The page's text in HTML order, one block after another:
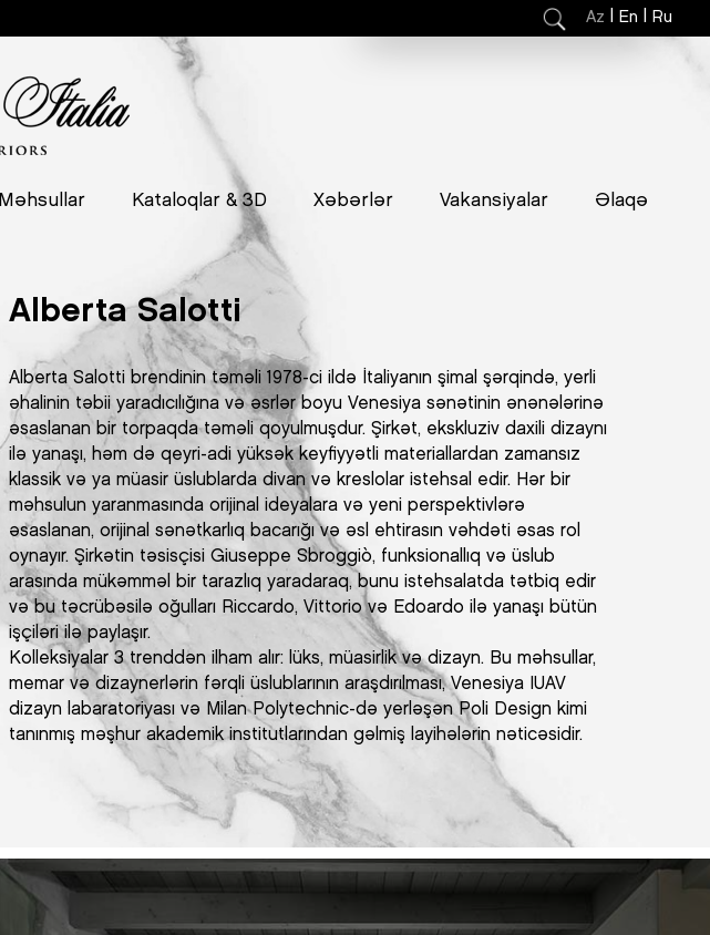
Az En Ru
Məhsullar Kataloqlar & 3D Xəbərlər Vakansiyalar Əlaqə
Alberta Salotti
Alberta Salotti brendinin təməli 1978-ci ildə İtaliyanın şimal şərqində, yerli
əhalinin təbii yaradıcılığına və əsrlər boyu Venesiya sənətinin ənənələrinə
əsaslanan bir torpaqda təməli qoyulmuşdur. Şirkət, ekskluziv daxili dizaynı
ilə yanaşı, həm də qeyri-adi yüksək keyfiyyətli materiallardan zamansız
klassik və ya müasir üslublarda divan və kreslolar istehsal edir. Hər bir
məhsulun yaranmasında orijinal ideyalara və yeni perspektivlərə
əsaslanan, orijinal sənətkarlıq bacarığı və əsl ehtirasın vəhdəti əsas rol
oynayır. Şirkətin təsisçisi Giuseppe Sbroggiò, funksionallıq və üslub
arasında mükəmməl bir tarazlıq yaradaraq, bunu istehsalatda tətbiq edir
və bu təcrübəsilə oğulları Riccardo, Vittorio və Edoardo ilə yanaşı bütün
işçiləri ilə paylaşır.
Kolleksiyalar 3 trenddən ilham alır: lüks, müasirlik və dizayn. Bu məhsullar,
memar və dizaynerlərin fərqli üslublarının araşdırılması, Venesiya IUAV
dizayn labaratoriyası və Milan Polytechnic-də yerləşən Poli Design kimi
tanınmış məşhur akademik institutlarından gəlmiş layihələrin nəticəsidir.